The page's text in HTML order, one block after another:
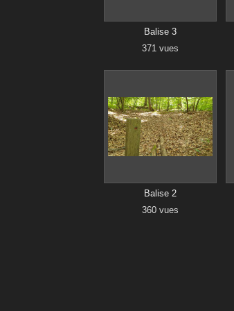
Balise 3
371 vues
Balise 2
360 vues